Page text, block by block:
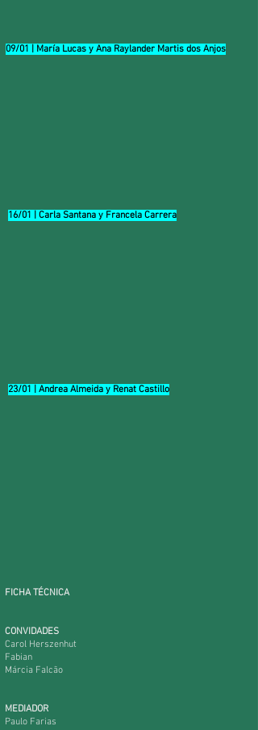
09/01 | María Lucas y Ana Raylander Martis dos Anjos
16/01 | Carla Santana y Francela Carrera
23/01 | Andrea Almeida y Renat Castillo
FICHA TÉCNICA
CONVIDADES
Carol Herszenhut
Fabian
Márcia Falcão
MEDIADOR
Paulo Farias